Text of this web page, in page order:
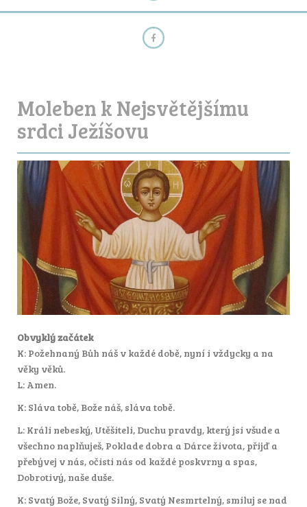
Moleben k Nejsvětějšímu
srdci Ježíšovu
Obvyklý začátek
K: Požehnaný Bůh náš v každé době, nyní i vždycky a na
věky věků.
L: Amen.
K: Sláva tobě, Bože náš, sláva tobě.
L: Králi nebeský, Utěšiteli, Duchu pravdy, který jsi všude a
všechno naplňuješ, Poklade dobra a Dárce života, přijď a
přebývej v nás, očisti nás od každé poskvrny a spas,
Dobrotivý, naše duše.
K: Svatý Bože, Svatý Silný, Svatý Nesmrtelný, smiluj se nad